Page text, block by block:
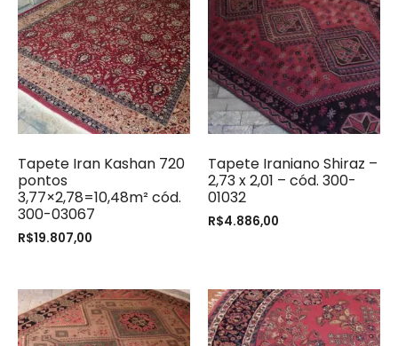
Tapete Iran Kashan 720
pontos
3,77×2,78=10,48m² cód.
300-03067
R$19.807,00
Tapete Iraniano Shiraz –
2,73 x 2,01 – cód. 300-
01032
R$4.886,00